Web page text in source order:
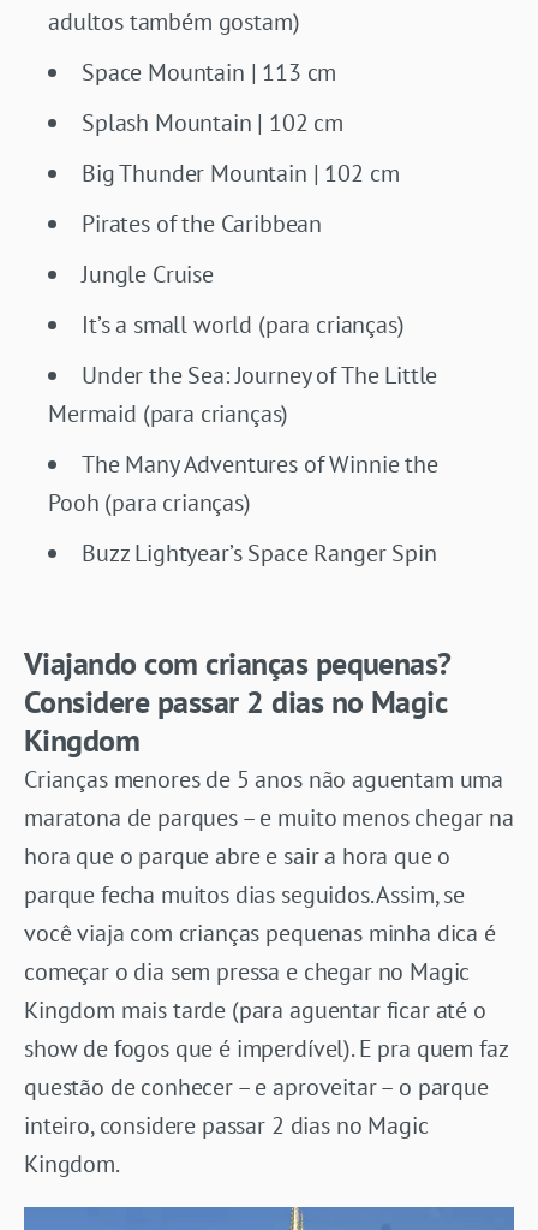
adultos também gostam)
Space Mountain | 113 cm
Splash Mountain | 102 cm
Big Thunder Mountain | 102 cm
Pirates of the Caribbean
Jungle Cruise
It’s a small world (para crianças)
Under the Sea: Journey of The Little
Mermaid (para crianças)
The Many Adventures of Winnie the
Pooh (para crianças)
Buzz Lightyear’s Space Ranger Spin
Viajando com crianças pequenas?
Considere passar 2 dias no Magic
Kingdom
Crianças menores de 5 anos não aguentam uma
maratona de parques – e muito menos chegar na
hora que o parque abre e sair a hora que o
parque fecha muitos dias seguidos. Assim, se
você viaja com crianças pequenas minha dica é
começar o dia sem pressa e chegar no Magic
Kingdom mais tarde (para aguentar ficar até o
show de fogos que é imperdível). E pra quem faz
questão de conhecer – e aproveitar – o parque
inteiro, considere passar 2 dias no Magic
Kingdom.